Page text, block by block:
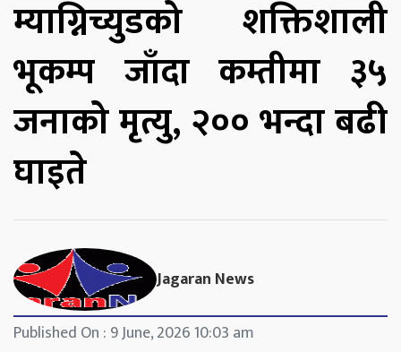
म्याग्निच्युडको शक्तिशाली
भूकम्प जाँदा कम्तीमा ३५
जनाको मृत्यु, २०० भन्दा बढी
घाइते
Jagaran News
Published On : 9 June, 2026 10:03 am